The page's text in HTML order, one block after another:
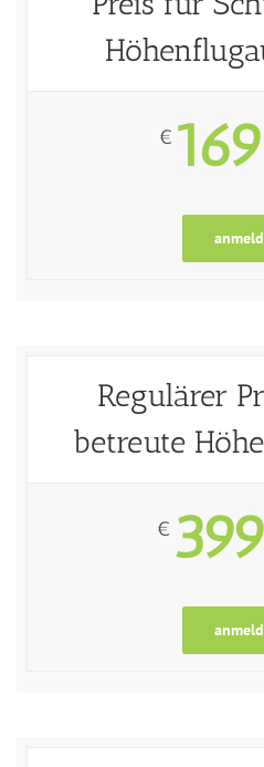
€ 169
Regulärer
betreute
€ 399